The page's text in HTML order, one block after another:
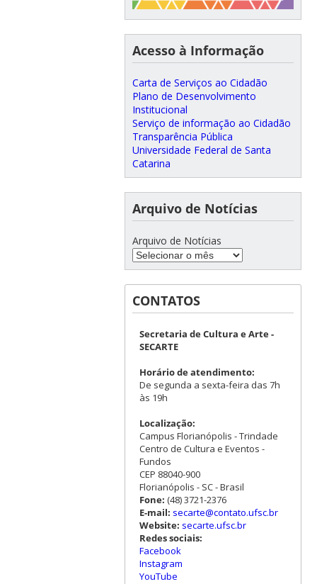
Acesso à Informação
Carta de Serviços ao Cidadão
Plano de Desenvolvimento
Institucional
Serviço de informação ao Cidadão
Transparência Pública
Universidade Federal de Santa
Catarina
Arquivo de Notícias
Arquivo de Notícias
CONTATOS
Secretaria de Cultura e Arte -
SECARTE
Horário de atendimento:
De segunda a sexta-feira das 7h
às 19h
Localização:
Campus Florianópolis - Trindade
Centro de Cultura e Eventos -
Fundos
CEP 88040-900
Florianópolis - SC - Brasil
Fone: (48) 3721-2376
E-mail: secarte@contato.ufsc.br
Website: secarte.ufsc.br
Redes sociais:
Facebook
Instagram
YouTube